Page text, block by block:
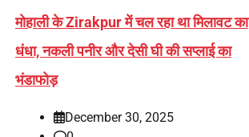
मोहाली के Zirakpur में चल रहा था मिलावट का
धंधा, नकली पनीर और देसी घी की सप्लाई का
भंडाफोड़
December 30, 2025